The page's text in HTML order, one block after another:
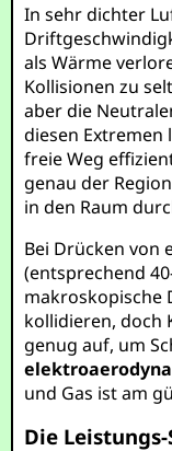
In sehr dichter
als Wärme
Kollisionen zu
aber die
diesen
freie Weg
genau der
in den Raum
Bei Drücken von
(entsprechend
makroskopische
kollidieren, doch
genug auf, um
und Gas ist am
Die